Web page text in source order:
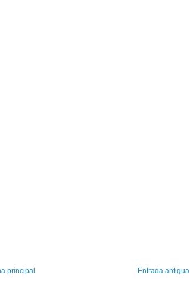
Entrada antigua
principal